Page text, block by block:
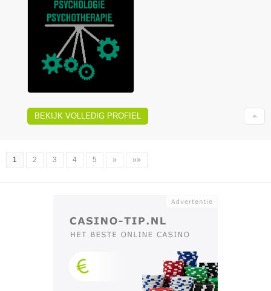
BEKIJK VOLLEDIG PROFIEL
1 2 3 4 5 » »»